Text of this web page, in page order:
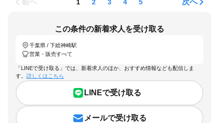
前へ 1 2 3 4 5 次へ
この条件の新着求人を受け取る
千葉県 / 下総神崎駅
営業・販売すべて
「LINEで受け取る」では、新着求人のほか、おすすめ情報なども配信しま
す。 詳しくはこちら
LINEで受け取る
メールで受け取る